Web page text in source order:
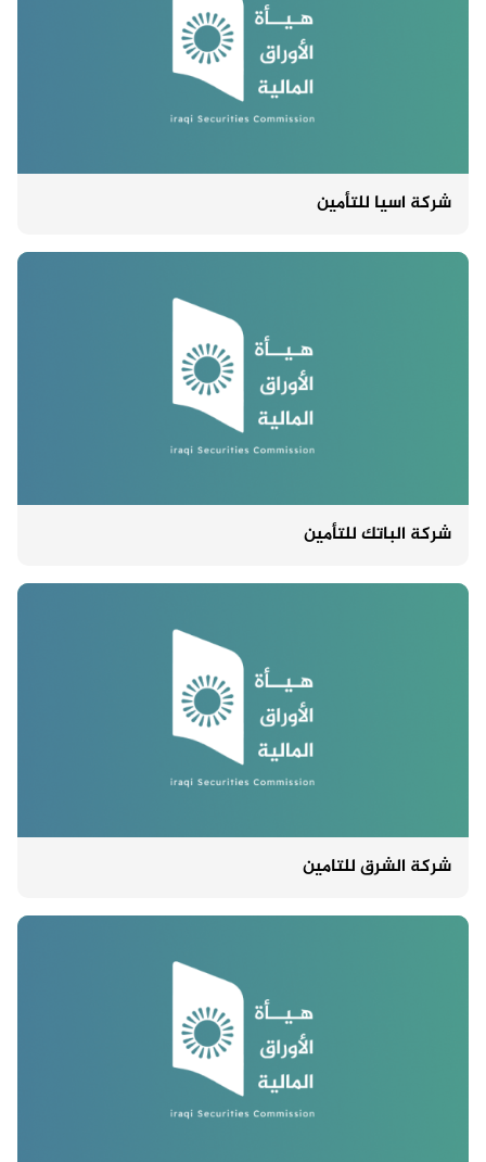
شركة اسيا للتأمين
شركة الباتك للتأمين
شركة الشرق للتامين